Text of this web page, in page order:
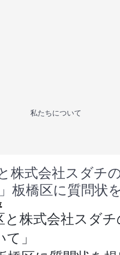
私たちについて
株式会社スダチ
板橋区に質問状
と株式会社スダ
」